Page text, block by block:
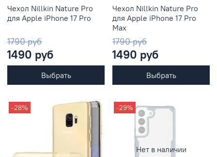
Чехол Nillkin Nature Pro
для Apple iPhone 17 Pro
1790 руб
1490 руб
Выбрать
Чехол Nillkin Nature Pro
для Apple iPhone 17 Pro
Max
1790 руб
1490 руб
Выбрать
-28%
Нет в наличии
-29%